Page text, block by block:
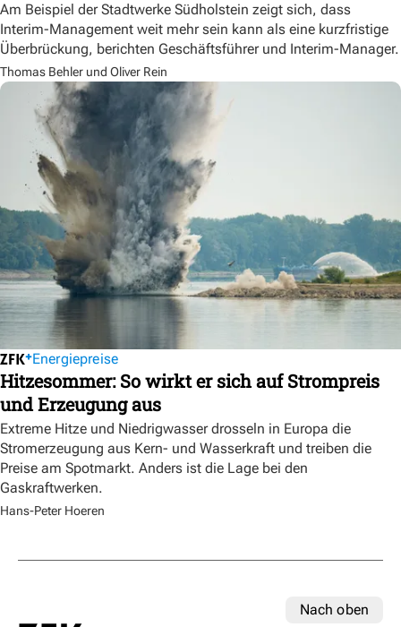
Am Beispiel der Stadtwerke Südholstein zeigt sich, dass
Interim-Management weit mehr sein kann als eine kurzfristige
Überbrückung, berichten Geschäftsführer und Interim-Manager.
Thomas Behler und Oliver Rein
Energiepreise
Hitzesommer: So wirkt er sich auf Strompreis
und Erzeugung aus
Extreme Hitze und Niedrigwasser drosseln in Europa die
Stromerzeugung aus Kern- und Wasserkraft und treiben die
Preise am Spotmarkt. Anders ist die Lage bei den
Gaskraftwerken.
Hans-Peter Hoeren
Nach oben